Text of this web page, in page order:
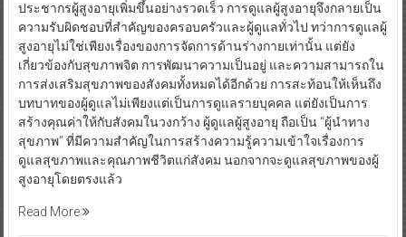
ประชากรผู้สูงอายุเพิ่มขึ้นอย่างรวดเร็ว การดูแลผู้สูงอายุจึงกลายเป็น
ความรับผิดชอบที่สำคัญของครอบครัวและผู้ดูแลทั่วไป ทว่าการดูแลผู้
สูงอายุไม่ใช่เพียงเรื่องของการจัดการด้านร่างกายเท่านั้น แต่ยัง
เกี่ยวข้องกับสุขภาพจิต การพัฒนาความเป็นอยู่ และความสามารถใน
การส่งเสริมสุขภาพของสังคมทั้งหมดได้อีกด้วย การสะท้อนให้เห็นถึง
บทบาทของผู้ดูแลไม่เพียงแต่เป็นการดูแลรายบุคคล แต่ยังเป็นการ
สร้างคุณค่าให้กับสังคมในวงกว้าง ผู้ดูแลผู้สูงอายุ ถือเป็น “ผู้นำทาง
สุขภาพ” ที่มีความสำคัญในการสร้างความรู้ความเข้าใจเรื่องการ
ดูแลสุขภาพและคุณภาพชีวิตแก่สังคม นอกจากจะดูแลสุขภาพของผู้
สูงอายุโดยตรงแล้ว
Read More